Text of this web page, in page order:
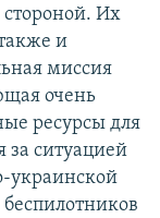
стороной. Их
и
миссия
очень
ресурсы для
за ситуацией
украинской